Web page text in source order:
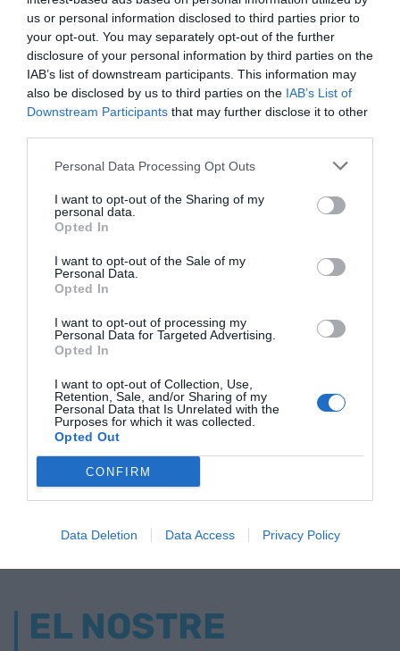
us or personal information disclosed to third parties prior to
your opt-out. You may separately opt-out of the further
disclosure of your personal information by third parties on the
IAB’s list of downstream participants. This information may
also be disclosed by us to third parties on the IAB’s List of
Downstream Participants that may further disclose it to other
Personal Data Processing Opt Outs
I want to opt-out of the Sharing of my
personal data.
Opted In
I want to opt-out of the Sale of my
Personal Data.
Opted In
I want to opt-out of processing my
Personal Data for Targeted Advertising.
Opted In
I want to opt-out of Collection, Use,
Retention, Sale, and/or Sharing of my
Personal Data that Is Unrelated with the
Purposes for which it was collected.
Opted Out
CONFIRM
Data Deletion Data Access Privacy Policy
Élite Taxi presenta
del TSJC
Un jutjat de
Barcelona admet
una demanda d'Élite
Élite Taxi
pels
ELS MÉS LLEGITS
EL NOSTRE